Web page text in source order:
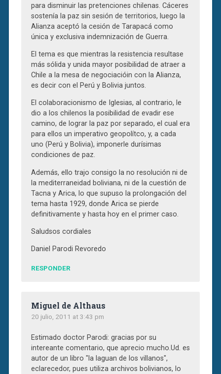
para disminuir las pretenciones chilenas. Cáceres
sostenía la paz sin sesión de territorios, luego la
Alianza aceptó la cesión de Tarapacá como
única y exclusiva indemnización de Guerra.
El tema es que mientras la resistencia resultase
más sólida y unida mayor posibilidad de atraer a
Chile a la mesa de negociacióin con la Alianza,
es decir con el Perú y Bolivia juntos.
El colaboracionismo de Iglesias, al contrario, le
dio a los chilenos la posibilidad de evadir ese
camino, de lograr la paz por separado, el cual era
para ellos un imperativo geopolítco, y, a cada
uno (Perú y Bolivia), imponerle durísimas
condiciones de paz.
Además, ello trajo consigo la no resolución ni de
la mediterraneidad boliviana, ni de la cuestión de
Tacna y Arica, lo que supuso la prolongación del
tema hasta 1929, donde Arica se pierde
definitivamente y hasta hoy en el primer caso.
Saludsos cordiales
Daniel Parodi Revoredo
RESPONDER
Miguel de Althaus
20 julio, 2011 at 3:43 pm
Estimado doctor Parodi: gracias por su
intereante comentario, que aprecio mucho.Ud. es
autor de un libro "la laguan de los villanos",
eclarecedor, pues utiliza archivos bolivianos, lo